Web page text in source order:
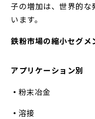
子の増加は、世界的な
います。
鉄粉市場の縮小セグメ
アプリケーション別
粉末冶金
溶接